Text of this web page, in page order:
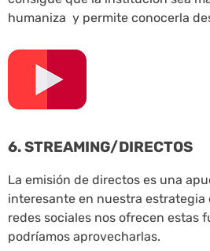
humaniza y permite conocerla
6. STREAMING/DIRECTOS
La emisión de directos es una
interesante en nuestra estrategia
redes sociales nos ofrecen estas
podríamos aprovecharlas.